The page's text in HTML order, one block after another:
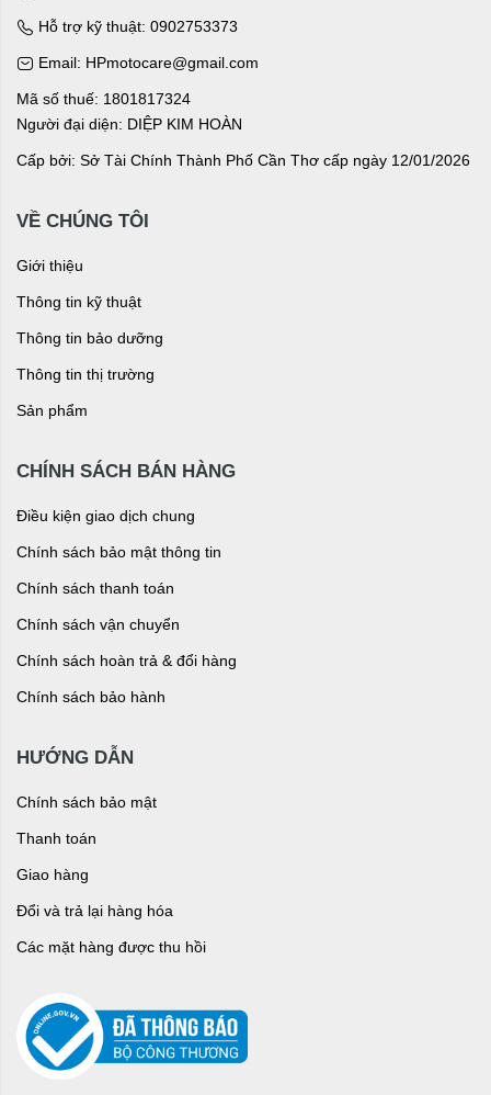
Hỗ trợ kỹ thuật: 0902753373
Email: HPmotocare@gmail.com
Mã số thuế: 1801817324
Người đại diện: DIỆP KIM HOÀN
Cấp bởi: Sở Tài Chính Thành Phố Cần Thơ cấp ngày 12/01/2026
VỀ CHÚNG TÔI
Giới thiệu
Thông tin kỹ thuật
Thông tin bảo dưỡng
Thông tin thị trường
Sản phẩm
CHÍNH SÁCH BÁN HÀNG
Điều kiện giao dịch chung
Chính sách bảo mật thông tin
Chính sách thanh toán
Chính sách vận chuyển
Chính sách hoàn trả & đổi hàng
Chính sách bảo hành
HƯỚNG DẪN
Chính sách bảo mật
Thanh toán
Giao hàng
Đổi và trả lại hàng hóa
Các mặt hàng được thu hồi